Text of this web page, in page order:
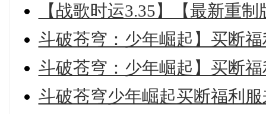
【战歌时运3.35】【最新重制
斗破苍穹：少年崛起】买断
斗破苍穹：少年崛起】买断
斗破苍穹少年崛起买断福利